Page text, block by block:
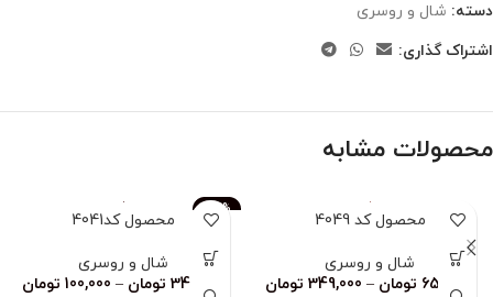
دسته: شال و روسری
اشتراک گذاری:
محصولات مشابه
محصول کد 4049
شال و روسری
659,000 تومان –
349,000 تومان
-83%
محصول کد4041
شال و روسری
349,000 تومان –
100,000 تومان